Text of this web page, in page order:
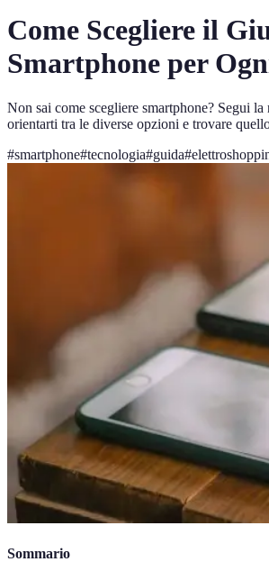
Come Scegliere il
Smartphone per
Non sai come scegliere smartphone? Segui la
orientarti tra le diverse opzioni e trovare
#smartphone#tecnologia#guida#
Sommario